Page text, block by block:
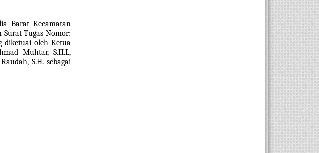
Barat Kecamatan
Surat Tugas Nomor:
diketuai oleh Ketua
Muhtar, S.H.I.,
S.H. sebagai